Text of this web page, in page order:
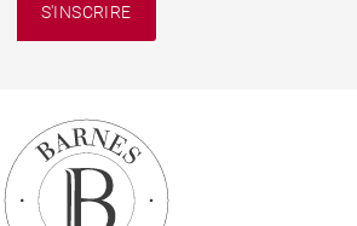
S'INSCRIRE